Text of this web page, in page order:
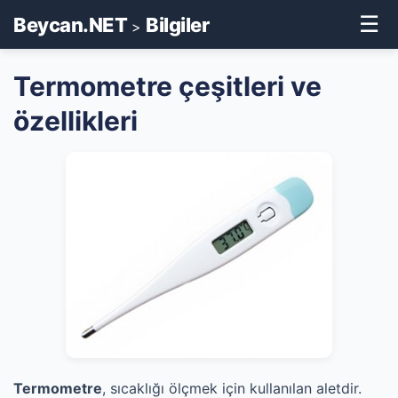
Beycan.NET> Bilgiler ☰
Termometre çeşitleri ve
özellikleri
Termometre, sıcaklığı ölçmek için kullanılan aletdir.